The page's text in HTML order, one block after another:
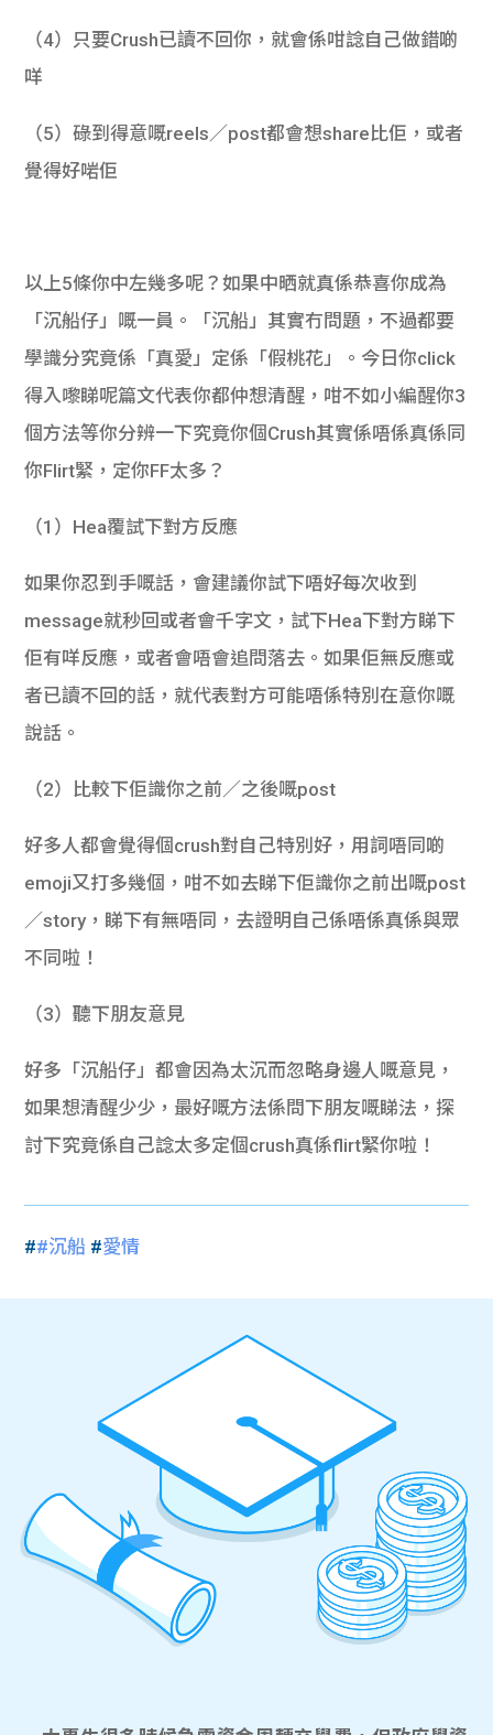
（4）只要Crush已讀不回你，就會係咁諗自己做錯啲
咩
（5）碌到得意嘅reels／post都會想share比佢，或者
覺得好啱佢
以上5條你中左幾多呢？如果中晒就真係恭喜你成為
「沉船仔」嘅一員。「沉船」其實冇問題，不過都要
學識分究竟係「真愛」定係「假桃花」。今日你click
得入嚟睇呢篇文代表你都仲想清醒，咁不如小編醒你3
個方法等你分辨一下究竟你個Crush其實係唔係真係同
你Flirt緊，定你FF太多？
（1）Hea覆試下對方反應
如果你忍到手嘅話，會建議你試下唔好每次收到
message就秒回或者會千字文，試下Hea下對方睇下
佢有咩反應，或者會唔會追問落去。如果佢無反應或
者已讀不回的話，就代表對方可能唔係特別在意你嘅
說話。
（2）比較下佢識你之前／之後嘅post
好多人都會覺得個crush對自己特別好，用詞唔同啲
emoji又打多幾個，咁不如去睇下佢識你之前出嘅post
／story，睇下有無唔同，去證明自己係唔係真係與眾
不同啦！
（3）聽下朋友意見
好多「沉船仔」都會因為太沉而忽略身邊人嘅意見，
如果想清醒少少，最好嘅方法係問下朋友嘅睇法，探
討下究竟係自己諗太多定個crush真係flirt緊你啦！
##沉船 #愛情